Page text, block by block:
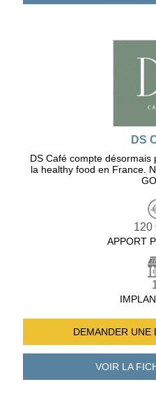
DS
DS Café compte
la healthy food en France.
120
APPORT
DEMANDER UNE
VOIR LA